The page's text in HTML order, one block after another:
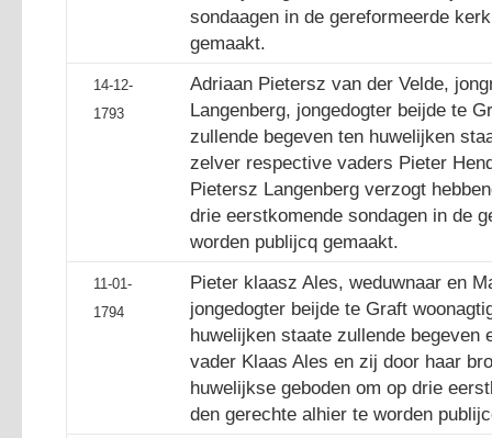
sondaagen in de gereformeerde
gemaakt.
14-12-
1793
Adriaan Pietersz van der Velde,
Langenberg, jongedogter beijde te
zullende begeven ten huwelijken
zelver respective vaders Pieter
Pietersz Langenberg verzogt
drie eerstkomende sondagen in de
worden publijcq gemaakt.
11-01-
1794
Pieter klaasz Ales, weduwnaar en
jongedogter beijde te Graft
huwelijken staate zullende begeven
vader Klaas Ales en zij door haar
huwelijkse geboden om op drie
den gerechte alhier te worden